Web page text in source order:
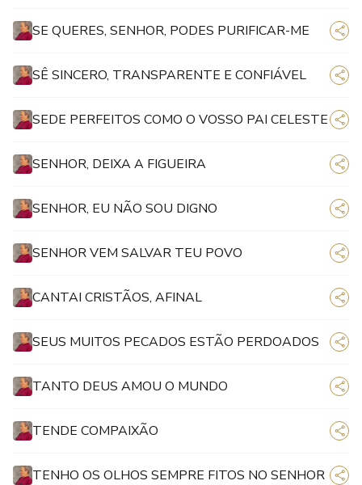
SE QUERES, SENHOR, PODES PURIFICAR-ME
SÊ SINCERO, TRANSPARENTE E CONFIÁVEL
SEDE PERFEITOS COMO O VOSSO PAI CELESTE
SENHOR, DEIXA A FIGUEIRA
SENHOR, EU NÃO SOU DIGNO
SENHOR VEM SALVAR TEU POVO
CANTAI CRISTÃOS, AFINAL
SEUS MUITOS PECADOS ESTÃO PERDOADOS
TANTO DEUS AMOU O MUNDO
TENDE COMPAIXÃO
TENHO OS OLHOS SEMPRE FITOS NO SENHOR